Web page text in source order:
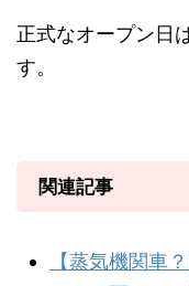
正式なオープン日
す。
関連記事
【蒸気機関車